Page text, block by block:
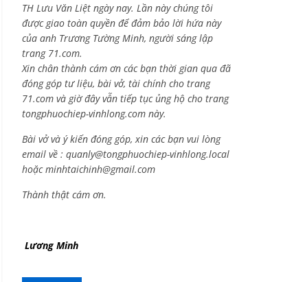
TH Lưu Văn Liệt ngày nay. Lần này chúng tôi
được giao toàn quyền để đảm bảo lời hứa này
của anh Trương Tường Minh, người sáng lập
trang 71.com.
Xin chân thành cám ơn các bạn thời gian qua đã
đóng góp tư liệu, bài vở, tài chính cho trang
71.com và giờ đây vẫn tiếp tục ủng hộ cho trang
tongphuochiep-vinhlong.com này.
Bài vở và ý kiến đóng góp, xin các bạn vui lòng
email về : quanly@tongphuochiep-vinhlong.local
hoặcminhtaichinh@gmail.com
Thành thật cám ơn.
Lương Minh